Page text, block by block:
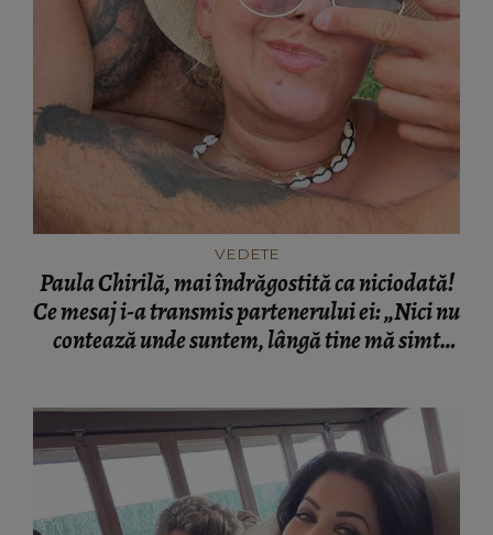
VEDETE
Paula Chirilă, mai îndrăgostită ca niciodată!
Ce mesaj i-a transmis partenerului ei: „Nici nu
contează unde suntem, lângă tine mă simt